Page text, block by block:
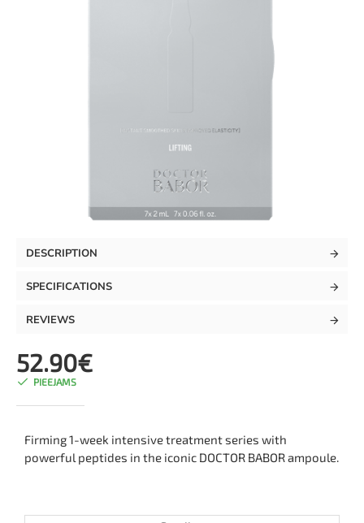
TOP
DESCRIPTION
SPECIFICATIONS
REVIEWS
52.90€
PIEEJAMS
Firming 1-week intensive treatment series with
powerful peptides in the iconic DOCTOR BABOR ampoule.